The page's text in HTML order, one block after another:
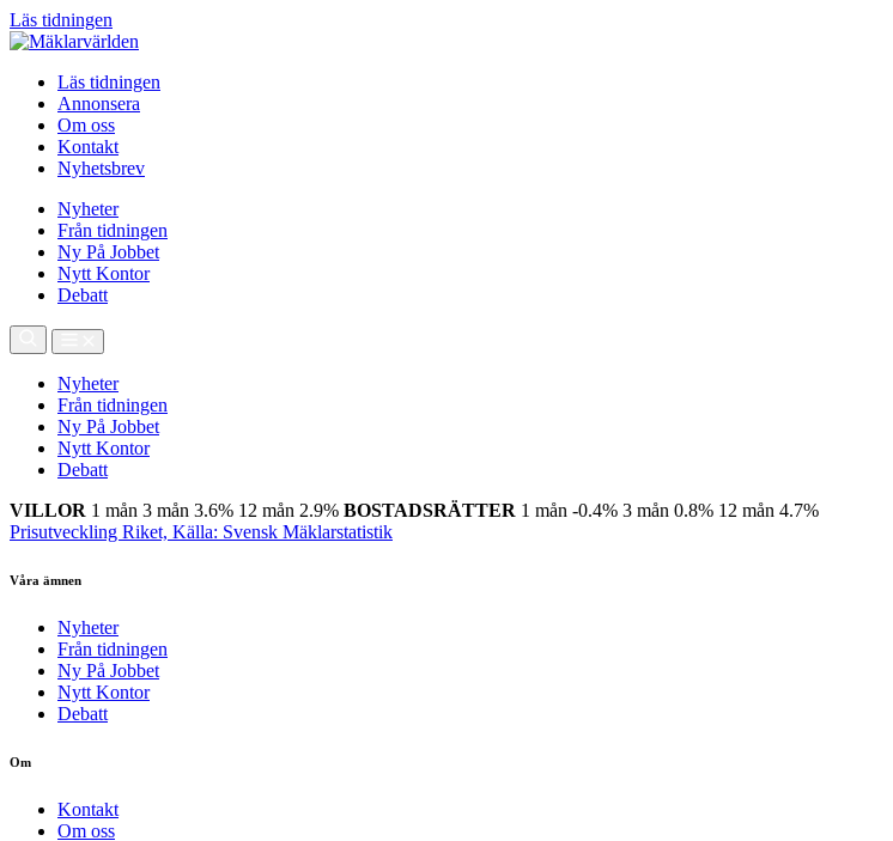
Läs tidningen
Läs tidningen
Annonsera
Om oss
Kontakt
Nyhetsbrev
Nyheter
Från tidningen
Ny På Jobbet
Nytt Kontor
Debatt
Nyheter
Från tidningen
Ny På Jobbet
Nytt Kontor
Debatt
VILLOR 1 mån 3 mån 3.6% 12 mån 2.9% BOSTADSRÄTTER 1 mån -0.4% 3 mån 0.8% 12 mån 4.7%
Prisutveckling Riket, Källa: Svensk Mäklarstatistik
Våra ämnen
Nyheter
Från tidningen
Ny På Jobbet
Nytt Kontor
Debatt
Om
Kontakt
Om oss